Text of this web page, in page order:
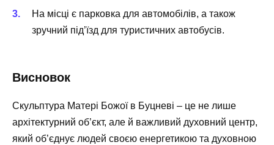
На місці є парковка для автомобілів, а також
зручний під’їзд для туристичних автобусів.
Висновок
Скульптура Матері Божої в Буцневі – це не лише
архітектурний об’єкт, але й важливий духовний центр,
який об’єднує людей своєю енергетикою та духовною